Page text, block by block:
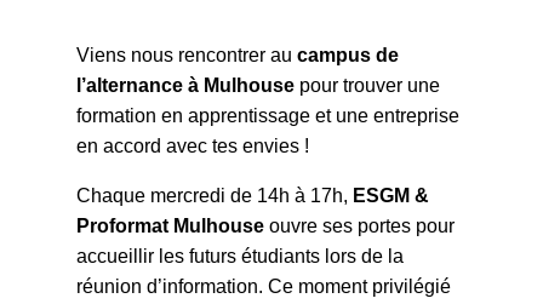
Viens nous rencontrer au campus de
l’alternance à Mulhousepour trouver une
formation en apprentissage et une entreprise
en accord avec tes envies !
Chaque mercredi de 14h à 17h, ESGM &
Proformat Mulhouseouvre ses portes pour
accueillir les futurs étudiants lors de la
réunion d’information. Ce moment privilégié